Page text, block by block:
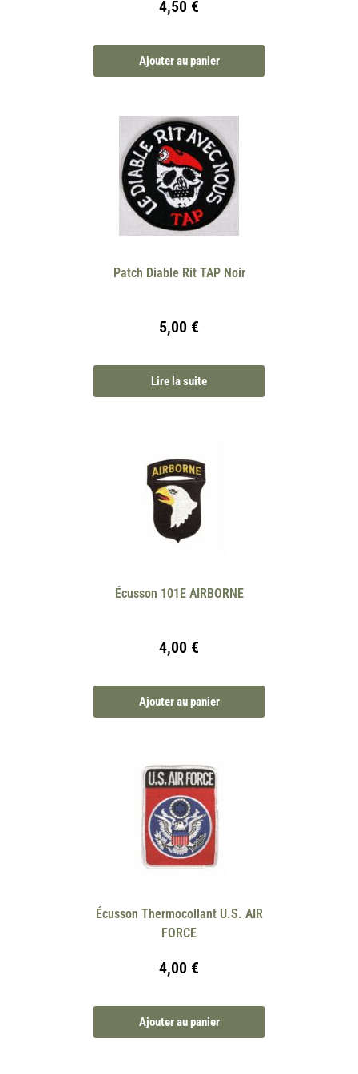
4,50 €
Ajouter au panier
Patch Diable Rit TAP Noir
5,00 €
Lire la suite
Écusson 101E AIRBORNE
4,00 €
Ajouter au panier
Écusson Thermocollant U.S. AIR
FORCE
4,00 €
Ajouter au panier